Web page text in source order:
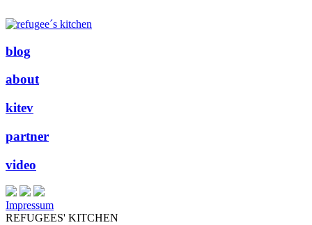
blog
about
kitev
partner
video
Impressum
REFUGEES' KITCHEN